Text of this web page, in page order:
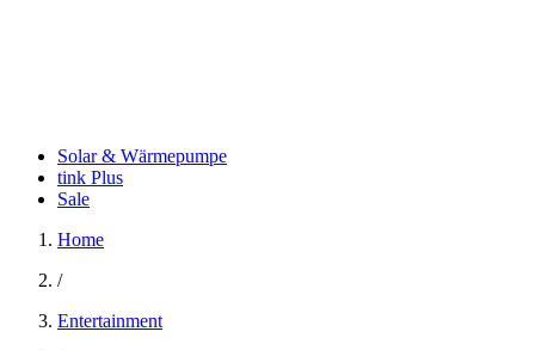
Solar & Wärmepumpe
tink Plus
Sale
Home
/
Entertainment